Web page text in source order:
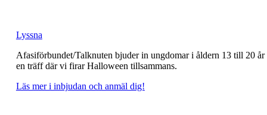
Lyssna
Afasiförbundet/Talknuten bjuder in ungdomar i åldern 13 till 20
en träff där vi firar Halloween tillsammans.
Läs mer i inbjudan och anmäl dig!